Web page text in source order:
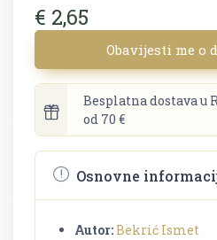
€ 2,65
Obavijesti me o
Besplatna dostava u
od 70 €
Osnovne
Autor:Bekrić Ismet